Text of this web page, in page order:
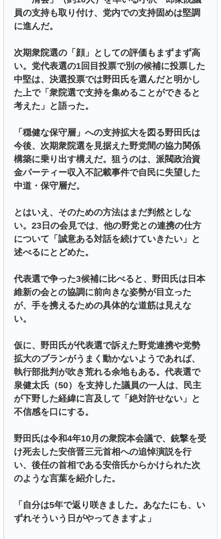
員の支持も取り付け、党内での支持固めは堅調
に進んだ。
次期衆院選の「顔」としての評価もまずまず高
い。党代表選の1回目投票で別の候補に投票した
中堅は、決選投票では野田氏を選んだと明かし
た上で「衆院選で支持を集めることができると
考えた」と語った。
「穏健な保守層」への支持拡大を図る野田氏は
今後、次期衆院選を見据えた野党間の協力関係
構築に乗り出す構えだ。狙うのは、派閥政治資
金パーティー収入不記載事件で自民に失望した
中道・保守層だ。
とはいえ、そのための方法はまだ判然としな
い。23日の会見では、他の野党との連携の仕方
について「誠意ある対話を続けていきたい」と
述べるにとどめた。
代表選で争った3候補に比べると、野田氏は日本
維新の会との協調に前向きな姿勢が目立った
が、手を携えるための具体的な道筋は見えな
い。
仮に、野田氏が代表選で訴えた野党連携や党勢
拡大のプランがうまく動かないようであれば、
執行部批判が吹き荒れる余地もある。代表選で
泉健太氏（50）を支持した議員の一人は、民主
が下野した経緯に言及して「絶対許せない」と
不信感を口にする。
野田氏は令和4年10月の衆院本会議で、銃撃を受
け死去した安倍晋三元首相への追悼演説を行
い、後任の首相である安倍氏からかけられた次
のような言葉を紹介した。
「自分は5年で返り咲きました。あなたにも、い
ずれそういう日がやってきますよ」